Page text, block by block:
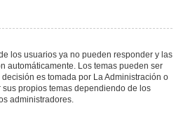
los usuarios ya no pueden responder y las
automáticamente. Los temas pueden ser
es tomada por La Administración o
propios temas dependiendo de los
administradores.